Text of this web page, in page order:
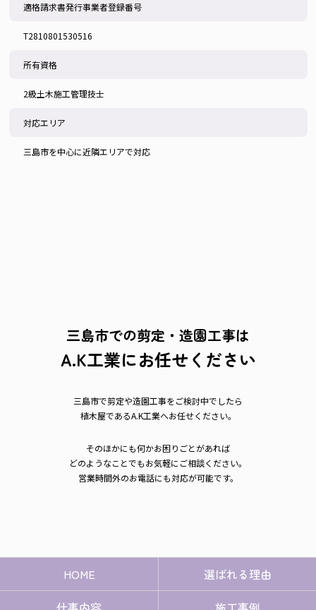
適格請求書発行事業者登録番号
T2810801530516
所有資格
2級土木施工管理技士
対応エリア
三島市を中心に近隣エリアで対応
三島市での剪定・造園工事は
A.K工業にお任せください
三島市で剪定や造園工事をご検討中でしたら
植木屋であるA.K工業へお任せください。
そのほかにも何かお困りごとがあれば
どのようなことでもお気軽にご相談ください。
営業時間外のお電話にも対応が可能です。
HOME
選ばれる理由